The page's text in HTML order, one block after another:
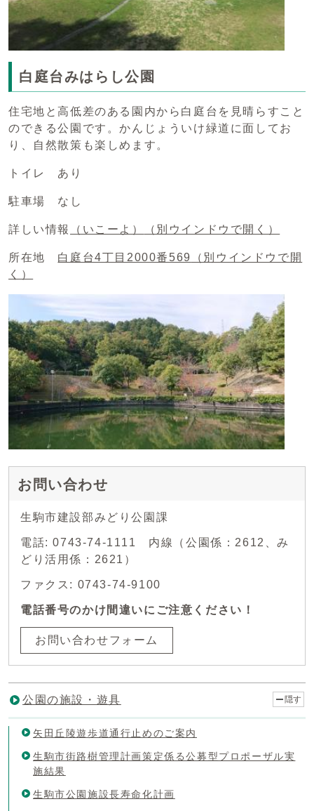
白庭台みはらし公園
住宅地と高低差のある園内から白庭台を見晴らすこと
のできる公園です。かんじょういけ緑道に面してお
り、自然散策も楽しめます。
トイレ あり
駐車場 なし
詳しい情報 （いこーよ） （別ウインドウで開く）
所在地 白庭台4丁目2000番569
（別ウインドウで開
く）
お問い合わせ
生駒市建設部みどり公園課
電話: 0743-74-1111 内線（公園係：2612、み
どり活用係：2621）
ファクス: 0743-74-9100
電話番号のかけ間違いにご注意ください！
お問い合わせフォーム
公園の施設・遊具 隠す
矢田丘陵遊歩道通行止めのご案内
生駒市街路樹管理計画策定係る公募型プロポーザル実
施結果
生駒市公園施設長寿命化計画